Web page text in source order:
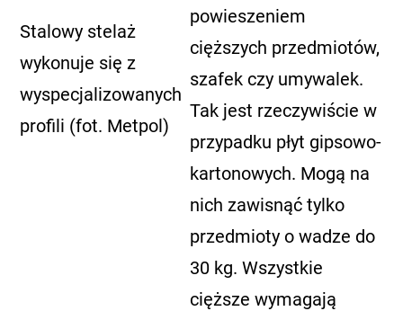
Stalowy stelaż
wykonuje się z
wyspecjalizowanych
profili (fot. Metpol)
powieszeniem
cięższych przedmiotów,
szafek czy umywalek.
Tak jest rzeczywiście w
przypadku płyt gipsowo-
kartonowych. Mogą na
nich zawisnąć tylko
przedmioty o wadze do
30 kg. Wszystkie
cięższe wymagają